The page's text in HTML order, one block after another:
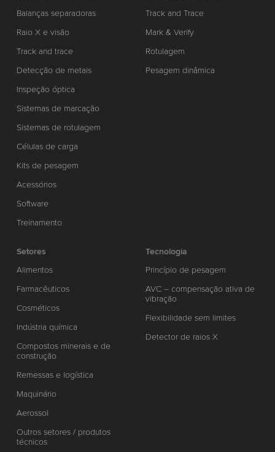
Balanças separadoras
Raio X e visão
Track and trace
Detecção de metais
Inspeção óptica
Sistemas de marcação
Sistemas de rotulagem
Células de carga
Kits de pesagem
Acessórios
Software
Treinamento
Track and Trace
Mark & Verify
Rotulagem
Pesagem dinâmica
Setores
Alimentos
Farmacêuticos
Cosméticos
Indústria química
Compostos minerais e de
construção
Remessas e logística
Maquinário
Aerossol
Outros setores / produtos
técnicos
Tecnologia
Princípio de pesagem
AVC – compensação ativa de
vibração
Flexibilidade sem limites
Detector de raios X